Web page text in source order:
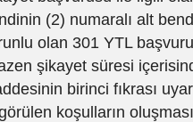
(2) numaralı alt
olan 301 YTL
şikayet süresi
birinci fıkrası
koşulların